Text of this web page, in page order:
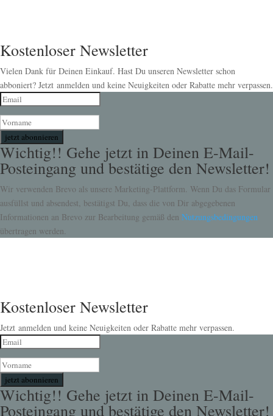
Kostenloser Newsletter
Vielen Dank für Deinen Einkauf. Hast Du unseren Newsletter schon
abboniert? Jetzt anmelden und keine Neuigkeiten oder Rabatte mehr verpassen.
jetzt abonnieren
Wichtig!! Gehe jetzt in Deinen E-Mail-
Posteingang und bestätige den Newsletter!
Wir verwenden Brevo als unsere Marketing-Plattform. Wenn Du das Formular
ausfüllst und absendest, bestätigst Du, dass die von Dir abgegebenen
Informationen an Brevo zur Bearbeitung gemäß den Nutzungsbedingungen
übertragen werden.
Kostenloser Newsletter
Jetzt anmelden und keine Neuigkeiten oder Rabatte mehr verpassen.
jetzt abonnieren
Wichtig!! Gehe jetzt in Deinen E-Mail-
Posteingang und bestätige den Newsletter!